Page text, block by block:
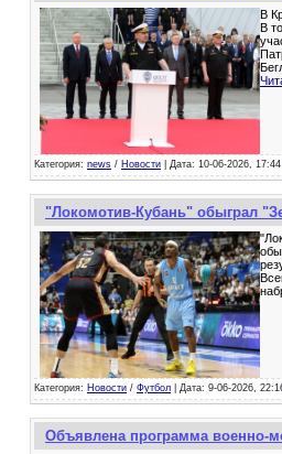
В
В
Категория: news / Новости | Дата: 10-06-2026, 17:44
"Локомотив-Кубань" обыграл
Категория: Новости / Футбол | Дата: 9-06-2026,
Объявлена программа военно-